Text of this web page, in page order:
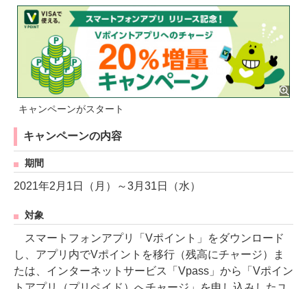
キャンペーンがスタート
キャンペーンの内容
期間
2021年2月1日（月）～3月31日（水）
対象
スマートフォンアプリ「Vポイント」をダウンロード
し、アプリ内でVポイントを移行（残高にチャージ）ま
たは、インターネットサービス「Vpass」から「Vポイン